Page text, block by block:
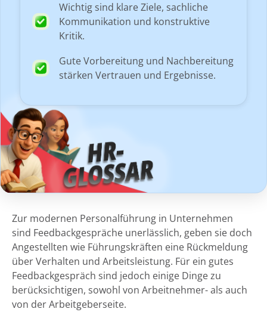
Wichtig sind klare Ziele, sachliche
Kommunikation und konstruktive
Kritik.
Gute Vorbereitung und Nachbereitung
stärken Vertrauen und Ergebnisse.
Zur modernen Personalführung in Unternehmen
sind Feedbackgespräche unerlässlich, geben sie doch
Angestellten wie Führungskräften eine Rückmeldung
über Verhalten und Arbeitsleistung. Für ein gutes
Feedbackgespräch sind jedoch einige Dinge zu
berücksichtigen, sowohl von Arbeitnehmer- als auch
von der Arbeitgeberseite.